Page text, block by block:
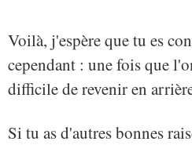
Voilà, j'espère que tu es
cependant : une fois que
difficile de revenir en
Si tu as d'autres bonnes